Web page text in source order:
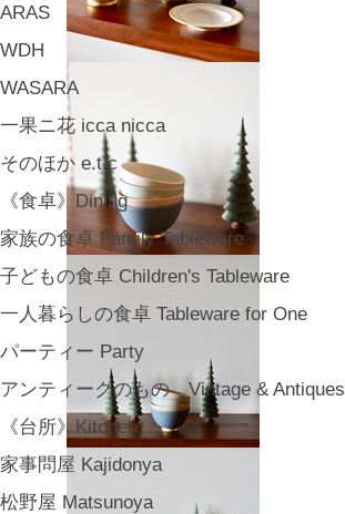
ARAS
WDH
WASARA
一果ニ花 icca nicca
そのほか e.t.c
《食卓》Dining
家族の食卓 Family Tableware
子どもの食卓 Children's Tableware
一人暮らしの食卓 Tableware for One
パーティー Party
アンティークのもの Vintage & Antiques
《台所》Kitchen
家事問屋 Kajidonya
松野屋 Matsunoya